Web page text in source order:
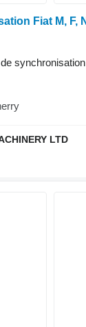
synchronisation
LTD